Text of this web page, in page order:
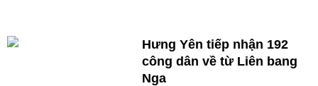
Hưng Yên tiếp nhận 192
công dân về từ Liên bang
Nga